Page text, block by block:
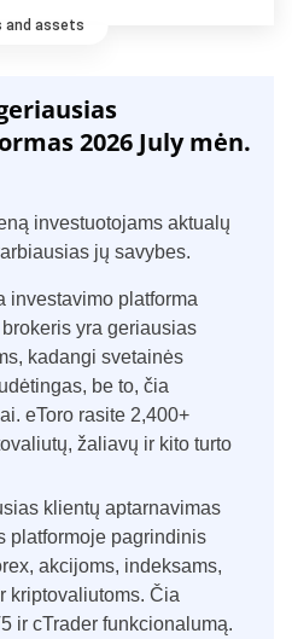
and assets
2026 July mėn.
investuotojams aktualų
jų savybes.
investavimo platforma
yra geriausias
kadangi svetainės
be to, čia
eToro rasite 2,400+
žaliavų ir kito turto
klientų aptarnavimas
platformoje pagrindinis
akcijoms, indeksams,
kriptovaliutoms. Čia
ir cTrader funkcionalumą.